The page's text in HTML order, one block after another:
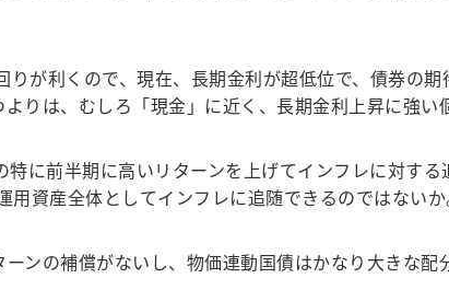
が利くので、現在、長期金利が超低位で、債券の
りは、むしろ「現金」に近く、長期金利上昇に強い
に前半期に高いリターンを上げてインフレに対す
資産全体としてインフレに追随できるのではないか
ンの補償がないし、物価連動国債はかなり大きな